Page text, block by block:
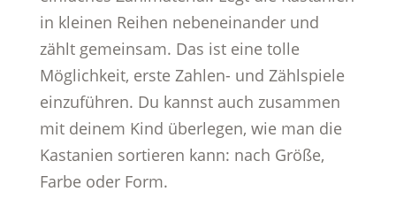
in kleinen Reihen nebeneinander und
zählt gemeinsam. Das ist eine tolle
Möglichkeit, erste Zahlen- und Zählspiele
einzuführen. Du kannst auch zusammen
mit deinem Kind überlegen, wie man die
Kastanien sortieren kann: nach Größe,
Farbe oder Form.